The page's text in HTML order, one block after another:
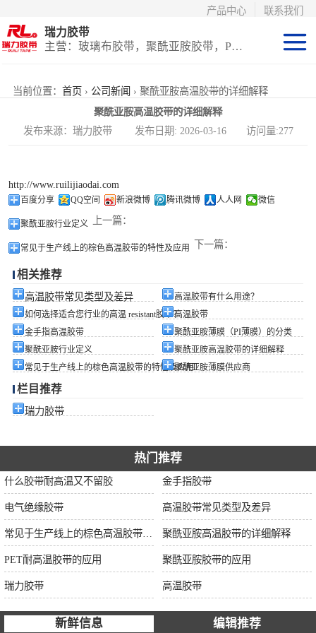
联系我们
产品中心
瑞力胶带
主营：玻璃布胶带，聚酰亚胺胶带，PET高温胶带，耐高温保护膜
当前位置： 首页 › 公司新闻 › 聚酰亚胺高温胶带的详细解释
聚酰亚胺高温胶带的详细解释
发布来源：瑞力胶带 发布日期: 2026-03-16 访问量:277
http://www.ruilijiaodai.com
百度分享 QQ空间 新浪微博 腾讯微博 人人网 微信
上一篇：
聚酰亚胺行业定义
下一篇：
常见于生产线上的棕色高温胶带的特性及应用
相关推荐
高温胶带常见类型及差异
高温胶带有什么用途？
如何选择适合您行业的高温 resistant胶带？高温胶带
金手指高温胶带
聚酰亚胺薄膜（PI薄膜）的分类
聚酰亚胺行业定义
聚酰亚胺高温胶带的详细解释
常见于生产线上的棕色高温胶带的特性及应用聚酰亚胺薄膜供应商
栏目推荐
瑞力胶带
热门推荐
什么胶带耐高温又不留胶 金手指胶带
电气绝缘胶带 高温胶带常见类型及差异
聚酰亚胺高温胶带的详细解释
PET耐高温胶带的应用 聚酰亚胺胶带的应用
瑞力胶带 高温胶带
新鲜信息 编辑推荐
聚酰亚胺系列
玻璃布胶带（特
（保护膜）
等离子热喷涂胶
带
防火陶瓷化硅胶
带